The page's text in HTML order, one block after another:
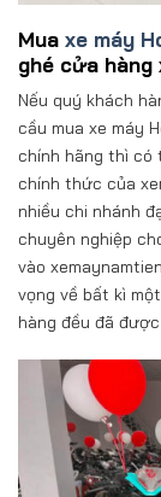
Mua xe máy
ghé cửa hàng
Nếu quý khách
cầu mua xe máy
chính hãng thì có
chính thức của
nhiều chi nhánh
chuyên nghiệp
vào
vọng về bất kì
hàng đều đã